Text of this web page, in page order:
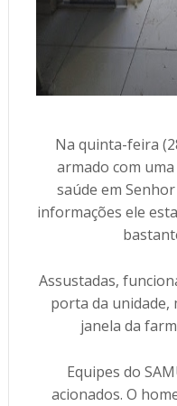
Na quinta-feira
armado com
saúde em
informações ele
Assustadas,
porta da unidade,
janela da
Equipes do
acionados. O